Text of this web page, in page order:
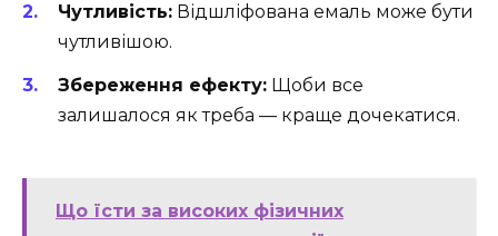
Чутливість: Відшліфована емаль може бути
чутливішою.
Збереження ефекту: Щоби все
залишалося як треба — краще дочекатися.
Що їсти за високих фізичних